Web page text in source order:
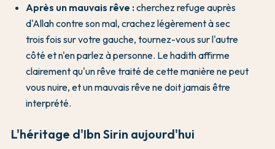
Après un mauvais rêve :cherchez refuge auprès
d'Allah contre son mal, crachez légèrement à sec
trois fois sur votre gauche, tournez-vous sur l'autre
côté et n'en parlez à personne. Le hadith affirme
clairement qu'un rêve traité de cette manière ne peut
vous nuire, et un mauvais rêve ne doit jamais être
interprété.
L'héritage d'Ibn Sirin aujourd'hui